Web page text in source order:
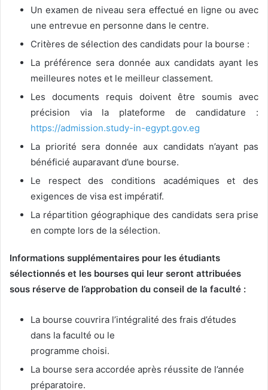
Un examen de niveau sera effectué en ligne ou avec
une entrevue en personne dans le centre.
Critères de sélection des candidats pour la bourse :
La préférence sera donnée aux candidats ayant les
meilleures notes et le meilleur classement.
Les documents requis doivent être soumis avec
précision via la plateforme de candidature :
https://admission.study-in-egypt.gov.eg
La priorité sera donnée aux candidats n’ayant pas
bénéficié auparavant d’une bourse.
Le respect des conditions académiques et des
exigences de visa est impératif.
La répartition géographique des candidats sera prise
en compte lors de la sélection.
Informations supplémentaires pour les étudiants
sélectionnés et les bourses qui leur seront attribuées
sous réserve de l’approbation du conseil de la faculté :
La bourse couvrira l’intégralité des frais d’études
dans la faculté ou le
programme choisi.
La bourse sera accordée après réussite de l’année
préparatoire.